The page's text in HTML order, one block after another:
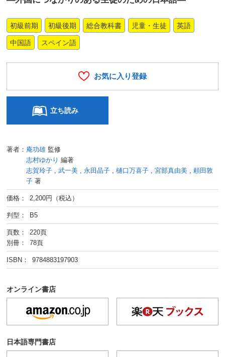
初級前期 初級後期 総合教科書 児童・生徒 英語
中国語 スペイン語
お気に入り登録
立ち読み
著者： 庵功雄 監修
志村ゆかり 編著
志賀玲子 ,武一美 ,永田晶子 ,樋󠄀口万喜子 ,宮部真由美
頼田敦
子 著
価格： 2,200円（税込）
判型： B5
頁数： 220頁
別冊： 78頁
ISBN： 9784883197903
オンライン書店
日本語専門書店